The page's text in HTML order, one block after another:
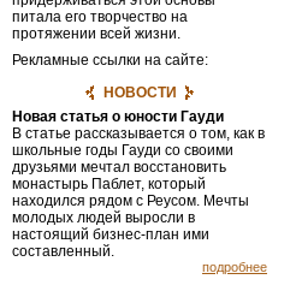
питала его творчество на
протяжении всей жизни.
Рекламные ссылки на сайте:
НОВОСТИ
Новая статья о юности Гауди
В статье рассказывается о том, как в
школьные годы Гауди со своими
друзьями мечтал восстановить
монастырь Паблет, который
находился рядом с Реусом. Мечты
молодых людей выросли в
настоящий бизнес-план ими
составленный.
подробнее